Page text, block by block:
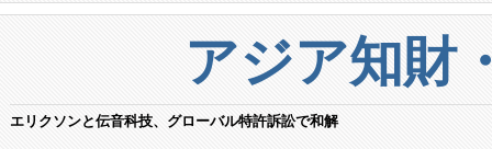
アジア知財
エリクソンと伝音科技、グローバル特許訴訟で和解